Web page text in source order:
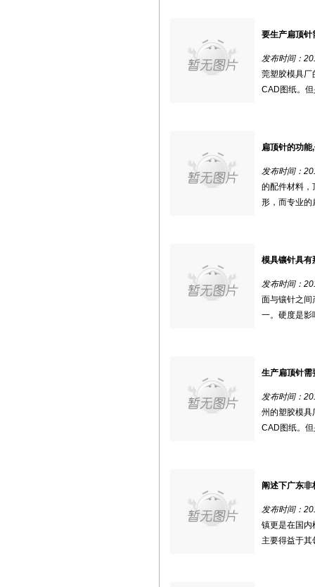
要生产扁顶针
发布时间：
莞塑胶模具厂
CAD图纸。
扁顶针的功
发布时间：
的配件材料，
形，而专业的
模具镶针具有
发布时间：
面与镶针之间
一。硬度是影
生产扁顶针需
发布时间：
州的塑胶模具
CAD图纸。
阐述下广东非
发布时间：
镇更是在国内
主要得益于其